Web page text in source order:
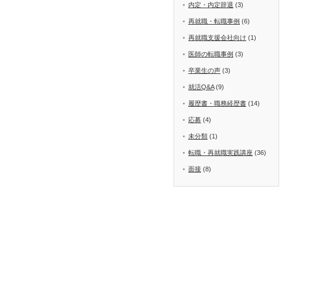
内定・内定辞退 (3)
再就職・転職事例 (6)
再就職支援会社向け (1)
医師の転職事例 (3)
卒業生の声 (3)
就活Q&A(9)
履歴書・職務経歴書 (14)
応募 (4)
未分類 (1)
転職・再就職実践講座 (36)
面接 (8)